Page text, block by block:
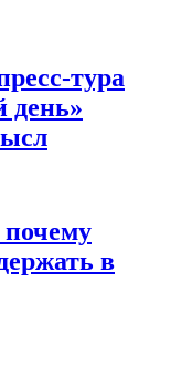
тура
день»
в